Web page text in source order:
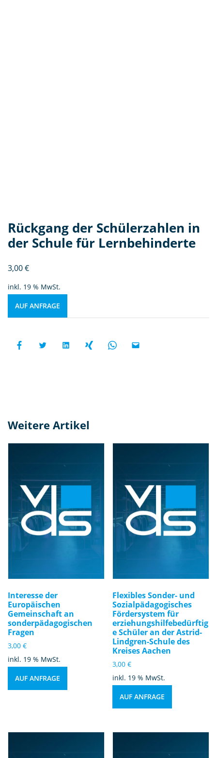
Rückgang der Schülerzahlen in
der Schule für Lernbehinderte
3,00€
inkl. 19 % MwSt.
AUF ANFRAGE
Weitere Artikel
Interesse der
Europäischen
Gemeinschaft an
sonderpädagogischen
Fragen
3,00 €
inkl. 19 % MwSt.
AUF ANFRAGE
Flexibles Sonder- und
Sozialpädagogisches
Fördersystem für
erziehungshilfebedürftig
e Schüler an der Astrid-
Lindgren-Schule des
Kreises Aachen
3,00€
inkl. 19 % MwSt.
AUF ANFRAGE